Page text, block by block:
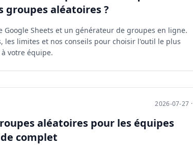
groupes aléatoires ?
Google Sheets et un générateur de groupes en ligne.
les limites et nos conseils pour choisir l'outil le plus
votre équipe.
2026-07-27 ·
aléatoires pour les équipes
complet